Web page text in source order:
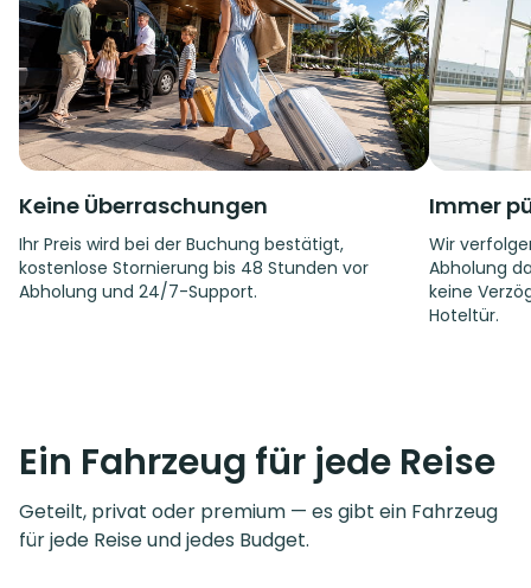
Keine Überraschungen
Ihr Preis wird bei der Buchung bestätigt,
kostenlose Stornierung bis 48 Stunden vor
Abholung und 24/7-Support.
Immer
Wir
Abholung
keine
Hoteltür.
Ein Fahrzeug für jede Reise
Geteilt, privat oder premium — es gibt ein Fahrzeug
für jede Reise und jedes Budget.